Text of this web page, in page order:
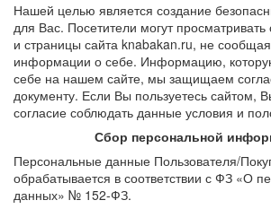
Нашей целью является создание
для Вас. Посетители могут
и страницы сайта knabakan.ru, не
информации о себе. Информацию,
себе на нашем сайте, мы защищаем
документу. Если Вы пользуетесь сайтом,
согласие соблюдать данные условия и
Сбор персональной
Персональные данные Пользователя/
обрабатывается в соответствии с ФЗ «О
данных» № 152-ФЗ.